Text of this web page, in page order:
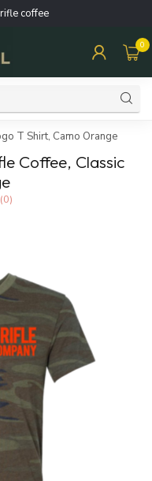
coffee
0
T Shirt, Camo Orange
Coffee, Classic
(0)